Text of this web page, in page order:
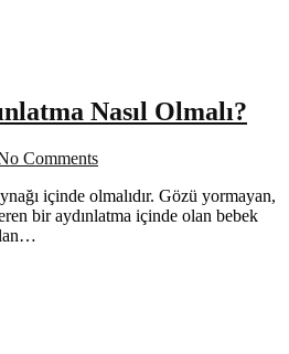
Nasıl Olmalı?
Comments
içinde olmalıdır. Gözü yormayan,
bir aydınlatma içinde olan bebek